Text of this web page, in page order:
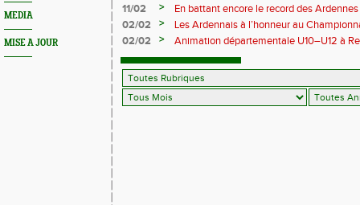
MEDIA
MISE A JOUR
11/02
>
En battant encore le record des
Pihet ira aux championnats de France
02/02 >
Les Ardennais à l’honneur au
02/02
>
Animation départementale U10–U12 à